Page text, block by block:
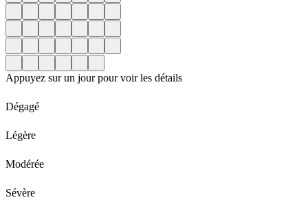
Appuyez sur un jour pour voir les détails
Dégagé
Légère
Modérée
Sévère